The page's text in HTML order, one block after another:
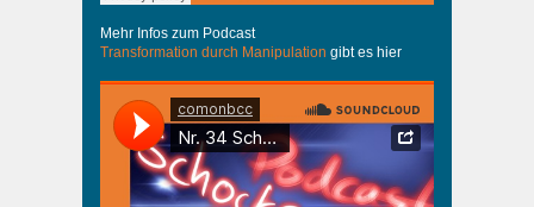
Mehr Infos zum Podcast
Transformation durch Manipulation gibt es hier